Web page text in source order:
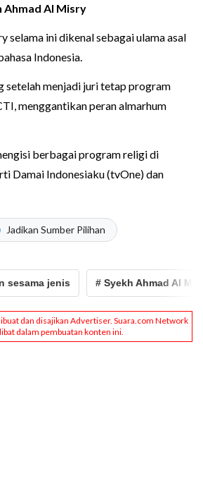
Ahmad Al Misry
selama ini dikenal sebagai ulama asal
Indonesia.
setelah menjadi juri tetap program
menggantikan peran almarhum
berbagai program religi di
Damai Indonesiaku (tvOne) dan
Jadikan Sumber Pilihan
jenis # Syekh Ahmad Al Misry